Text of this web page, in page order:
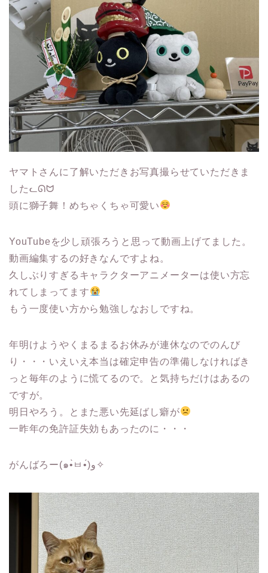
ヤマトさんに了解いただきお写真撮らせていただきま
したᓚᘏᗢ
頭に獅子舞！めちゃくちゃ可愛い
YouTubeを少し頑張ろうと思って動画上げてました。
動画編集するの好きなんですよね。
久しぶりすぎるキャラクターアニメーターは使い方忘
れてしまってます
もう一度使い方から勉強しなおしですね。
年明けようやくまるまるお休みが連休なのでのんび
り・・・いえいえ本当は確定申告の準備しなければき
っと毎年のように慌てるので。と気持ちだけはあるの
ですが。
明日やろう。とまた悪い先延ばし癖が
一昨年の免許証失効もあったのに・・・
がんばろー(๑•̀ㅂ•́)و✧︎